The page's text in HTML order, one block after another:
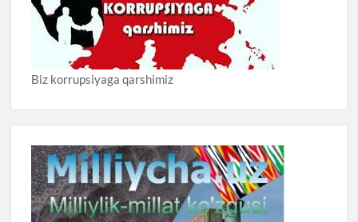
Biz korrupsiyaga qarshimiz